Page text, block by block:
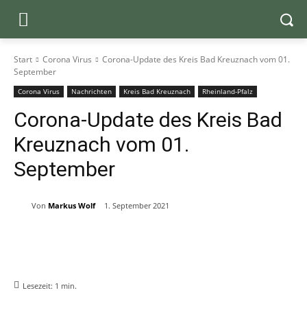
Start Corona Virus
Corona-Update des Kreis Bad Kreuznach vom 01.
September
Corona Virus Nachrichten Kreis Bad Kreuznach Rheinland-Pfalz
Corona-Update des Kreis Bad
Kreuznach vom 01.
September
Von Markus Wolf 1. September 2021
Lesezeit: 1 min.